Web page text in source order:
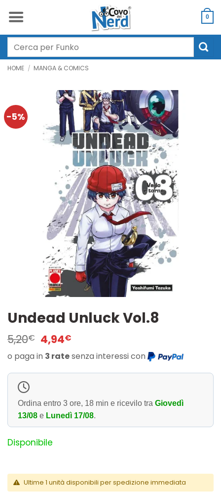
0
Cerca:
HOME / MANGA & COMICS
-5%
Undead Unluck Vol.8
5,20€ Il
prezzo
originale
era:
4,94€
prezzo
attuale
è:
o paga in 3 ratesenza interessi con
Ordina entro 3 ore, 18 min e ricevilo tra Giovedì
13/08 e Lunedì 17/08.
Disponibile
Ultime 1 unità disponibili per spedizione immediata